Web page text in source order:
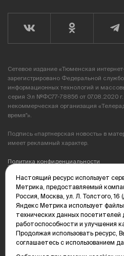
Сетевое издание «Тюменская интернет-
зарегистрировано Федеральной
информационных технологий и
серия Эл №ФС77-78856 от 07.08.2020
некоммерческая организация
время"».
Подпись «партнерская новость» в
имеет рекламный характер.
Политика конфиденциальности
Редакция: 625035, Тюмень, пр.
(3452) 68-89-05
edit@vsluh.ru
Главный редактор: Панкина Т.Ю.
kika@vsluh.ru
По вопросам рекламы:
Настоящий ресурс использует
Метрика, предоставляемый
Россия, Москва, ул. Л. Толстого,
Яндекс Метрика использует
технических данных посетителей
работоспособности и улучшения
Продолжая использовать ресурс,
соглашаетесь с использованием